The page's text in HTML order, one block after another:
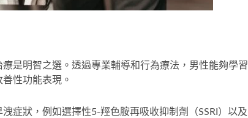
是明智之選。透過專業輔導和行為療法，男性能夠學習
性功能表現。
症狀，例如選擇性5-羥色胺再吸收抑制劑（SSRI）以及